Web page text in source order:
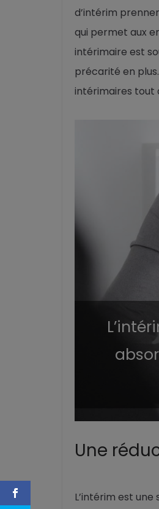
d’intérim
qui permet aux
intérimaire est
précarité en
intérimaires tout
Une
L’intérim est